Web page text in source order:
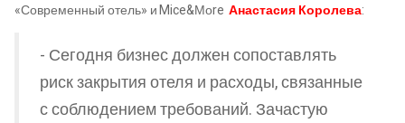
«Современный отель» и Mice&Моre Анастасия Королева:
- Сегодня бизнес должен сопоставлять
риск закрытия отеля и расходы, связанные
с соблюдением требований. Зачастую